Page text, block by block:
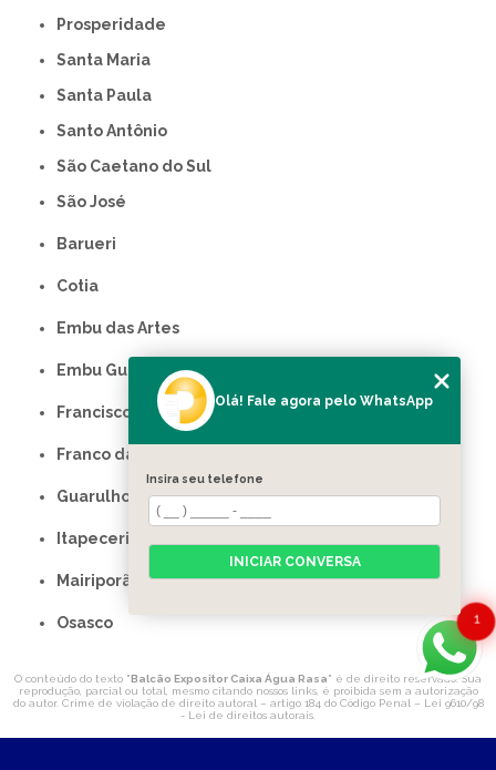
Prosperidade
Santa Maria
Santa Paula
Santo Antônio
São Caetano do Sul
São José
Barueri
Cotia
Embu das Artes
Embu Guaçu
Francisco Morato
Franco da Rocha
Guarulhos
Itapecerica da Serra
Mairiporã
Osasco
O conteúdo do texto " Balcão Expositor Caixa Água Rasa" é de direito reservado. Sua
reprodução, parcial ou total, mesmo citando nossos links, é proibida sem a autorização
do autor. Crime de violação de direito autoral – artigo 184 do Código Penal – Lei 9610/98
- Lei de direitos autorais.
1
Olá! Fale agora pelo WhatsApp
Insira seu telefone
INICIAR CONVERSA